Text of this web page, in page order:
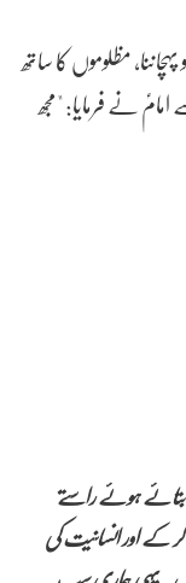
مظلوموں کا ساتھ
نے فرمایا: "مجھ
بتائے ہوئے راستے
کے اور انسانیت کی